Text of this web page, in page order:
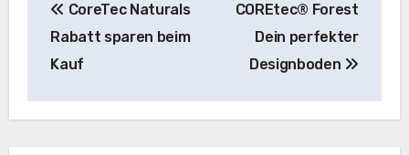
CoreTec Naturals
Rabatt sparen beim
Kauf
COREtec® Forest
Dein perfekter
Designboden